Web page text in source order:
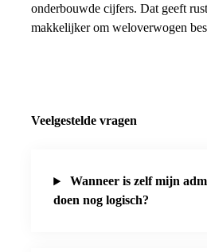
onderbouwde cijfers. Dat geeft
makkelijker om weloverwogen
Veelgestelde vragen
Wanneer is zelf mijn
doen nog logisch?